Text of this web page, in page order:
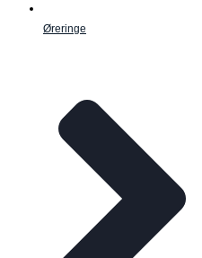
Øreringe